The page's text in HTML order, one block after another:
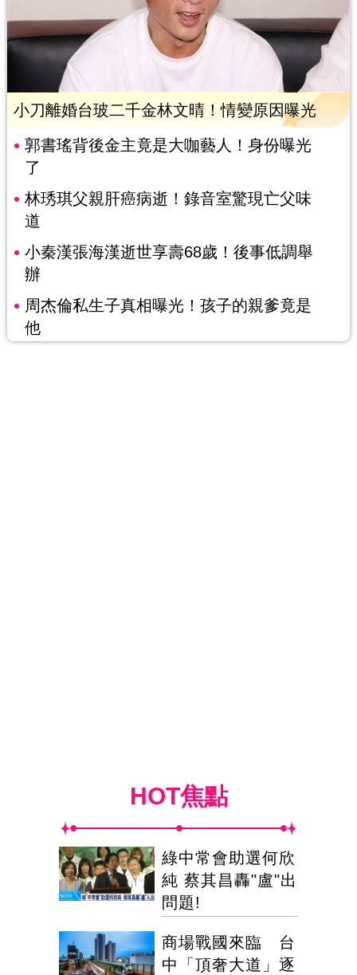
小刀離婚台玻二千金林文晴！情變原因曝光
郭書瑤背後金主竟是大咖藝人！身份曝光
了
林琇琪父親肝癌病逝！錄音室驚現亡父味
道
小秦漢張海漢逝世享壽68歲！後事低調舉
辦
周杰倫私生子真相曝光！孩子的親爹竟是
他
HOT焦點
綠中常會助選何欣
純 蔡其昌轟"盧"出
問題!
商場戰國來臨 台
中「頂奢大道」逐